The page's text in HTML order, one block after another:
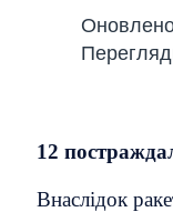
12
Внаслідок